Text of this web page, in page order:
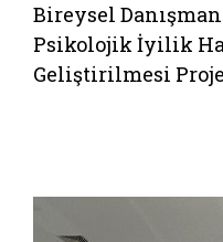
Bireysel
Psikolojik İyilik
Geliştirilmesi